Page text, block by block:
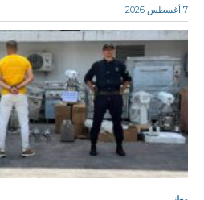
7 أغسطس 2026